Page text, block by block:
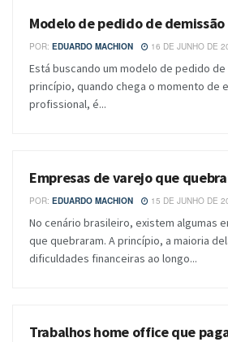
BLOG
Modelo de pedido de demissão
POR: EDUARDO MACHION 16 DE JUNHO DE
Está buscando um modelo de pedido de
princípio, quando chega o momento de
profissional, é...
BLOG
Empresas de varejo que
POR: EDUARDO MACHION 15 DE JUNHO DE
No cenário brasileiro, existem algumas
que quebraram. A princípio, a maioria
dificuldades financeiras ao longo...
BLOG
Trabalhos home office que